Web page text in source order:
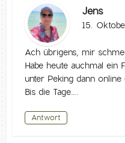
Jens
15.
Ach übrigens, mir
Habe heute auchmal ein
unter Peking dann online
Bis die Tage….
Antwort